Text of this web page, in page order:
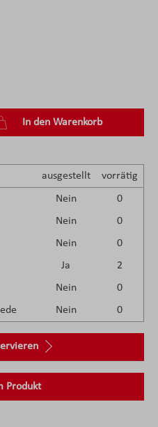
gewünschten
In den Warenkorb
ausgestellt vorrätig
Nein
0
Nein
0
Nein
0
Ja
2
Nein
0
Nein 0
Produkt